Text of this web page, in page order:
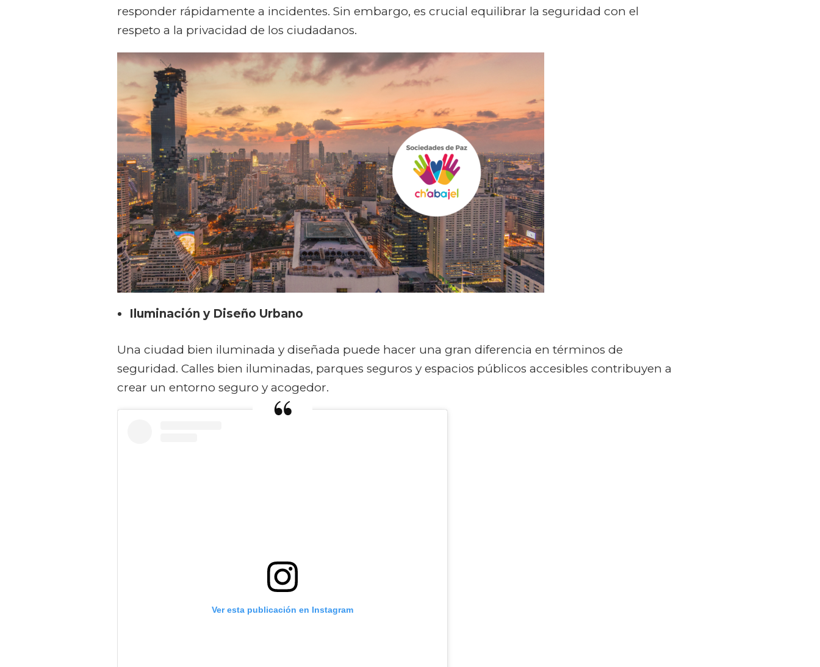
responder rápidamente a incidentes. Sin embargo, es crucial equilibrar la seguridad con el
respeto a la privacidad de los ciudadanos.
Iluminación y Diseño Urbano
Una ciudad bien iluminada y diseñada puede hacer una gran diferencia en términos de
seguridad. Calles bien iluminadas, parques seguros y espacios públicos accesibles contribuyen a
crear un entorno seguro y acogedor.
Ver esta publicación en Instagram